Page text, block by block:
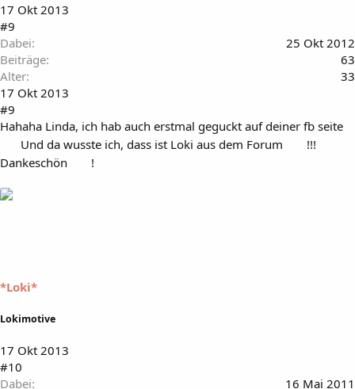
17 Okt 2013
#9
Dabei
25 Okt 2012
Beiträge
63
Alter
33
17 Okt 2013
#9
Hahaha Linda, ich hab auch erstmal geguckt auf deiner fb seite
Und da wusste ich, dass ist Loki aus dem Forum
!!!
Dankeschön
!
*Loki*
Lokimotive
17 Okt 2013
#10
Dabei
16 Mai 2011